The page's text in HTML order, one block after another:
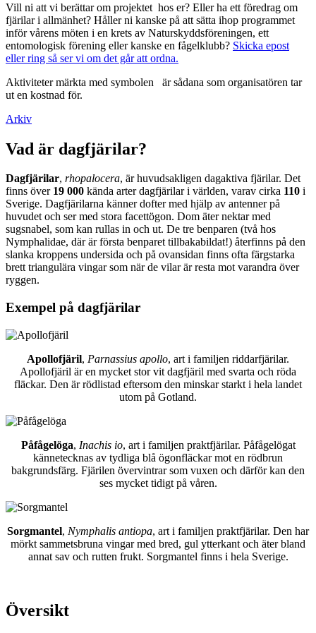
Vill ni att vi berättar om projektet hos er? Eller ha ett föredrag om
fjärilar i allmänhet? Håller ni kanske på att sätta ihop programmet
inför vårens möten i en krets av Naturskyddsföreningen, ett
entomologisk förening eller kanske en fågelklubb? Skicka epost
eller ring så ser vi om det går att ordna.
Aktiviteter märkta med symbolen
är sådana som organisatören tar
ut en kostnad för.
Arkiv
Vad är dagfjärilar?
Dagfjärilar, rhopalocera, är huvudsakligen dagaktiva fjärilar. Det
finns över 19 000 kända arter dagfjärilar i världen, varav cirka 110 i
Sverige. Dagfjärilarna känner dofter med hjälp av antenner på
huvudet och ser med stora facettögon. Dom äter nektar med
sugsnabel, som kan rullas in och ut. De tre benparen (två hos
Nymphalidae, där är första benparet tillbakabildat!) återfinns på den
slanka kroppens undersida och på ovansidan finns ofta färgstarka
brett triangulära vingar som när de vilar är resta mot varandra över
ryggen.
Exempel på dagfjärilar
Apollofjäril, Parnassius apollo, art i familjen riddarfjärilar.
Apollofjäril är en mycket stor vit dagfjäril med svarta och röda
fläckar. Den är rödlistad eftersom den minskar starkt i hela landet
utom på Gotland.
Påfågelöga, Inachis io, art i familjen praktfjärilar. Påfågelögat
kännetecknas av tydliga blå ögonfläckar mot en rödbrun
bakgrundsfärg. Fjärilen övervintrar som vuxen och därför kan den
ses mycket tidigt på våren.
Sorgmantel, Nymphalis antiopa, art i familjen praktfjärilar. Den har
mörkt sammetsbruna vingar med bred, gul ytterkant och äter bland
annat sav och rutten frukt. Sorgmantel finns i hela Sverige.
Översikt